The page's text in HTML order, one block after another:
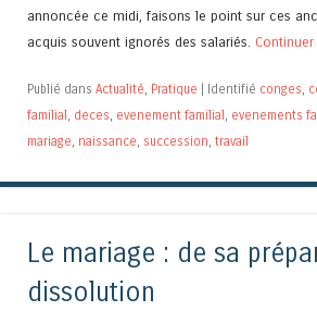
annoncée ce midi, faisons le point sur ces
acquis souvent ignorés des salariés.
Publié dans Actualité, Pratique Identifié conges,
familial , deces, evenement familial , evenements
mariage, naissance, succession, travail
Le mariage : de sa
dissolution